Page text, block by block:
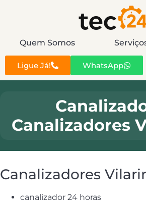
Quem Somos
Ligue Já! WhatsApp
Canalizadores
Canalizadores
canalizador 24 horas